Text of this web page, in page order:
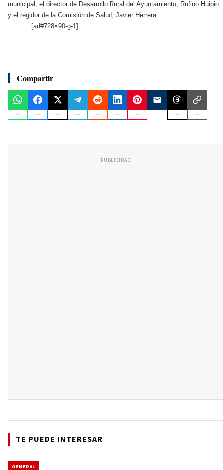
municipal, el director de Desarrollo Rural del Ayuntamiento, Rufino Huipio
y el regidor de la Comisión de Salud, Javier Herrera.
[ad#728×90-g-1]
Compartir
PUBLICIDAD
TE PUEDE INTERESAR
GENERAL